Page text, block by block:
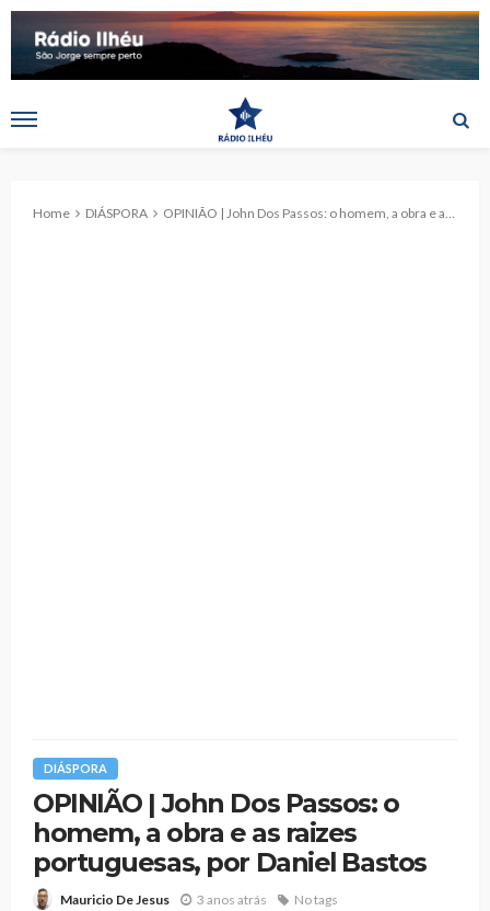
Home DIÁSPORA OPINIÃO | John Dos Passos: o homem, a obra e as raizes portuguesas, por Daniel Bastos
DIÁSPORA
OPINIÃO | John Dos Passos: o
homem, a obra e as raizes
portuguesas, por Daniel Bastos
Mauricio De Jesus 3 anos atrás No tags